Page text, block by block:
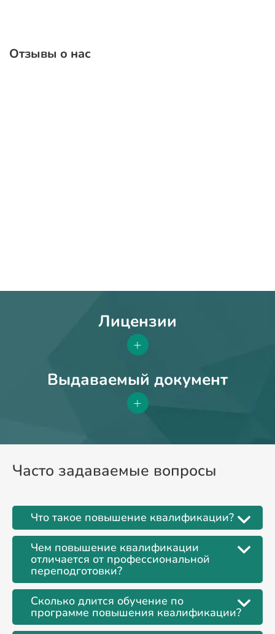
Отзывы о нас
Лицензии
+
Выдаваемый документ
+
Часто задаваемые вопросы
Что такое повышение квалификации?
Чем повышение квалификации
отличается от профессиональной
переподготовки?
Сколько длится обучение по
программе повышения квалификации?